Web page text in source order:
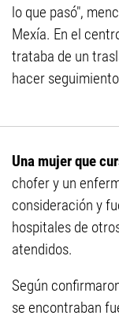
lo que pasó",
Mexía. En el
trataba de un
hacer
Una mujer que
chofer y un
consideración y
hospitales de
atendidos.
Según
se encontraban